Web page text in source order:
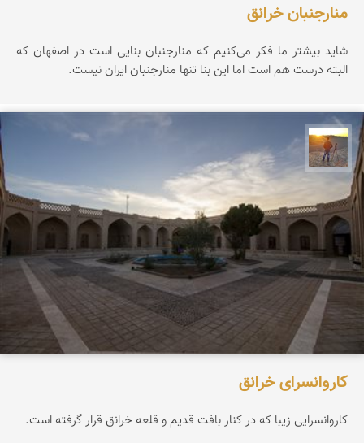
منارجنبان خرانق
شاید بیشتر ما فکر می‌کنیم که منارجنبان بنایی است در اصفهان که
البته درست هم است اما این بنا تنها منارجنبان ایران نیست.
مهدی مخلصیان
کاروانسرای خرانق
کاروانسرایی زیبا که در کنار بافت قدیم و قلعه خرانق قرار گرفته است.